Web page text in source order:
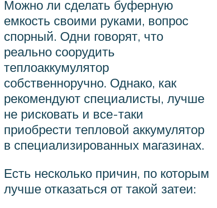
Можно ли сделать буферную
емкость своими руками, вопрос
спорный. Одни говорят, что
реально соорудить
теплоаккумулятор
собственноручно. Однако, как
рекомендуют специалисты, лучше
не рисковать и все-таки
приобрести тепловой аккумулятор
в специализированных магазинах.
Есть несколько причин, по которым
лучше отказаться от такой затеи: